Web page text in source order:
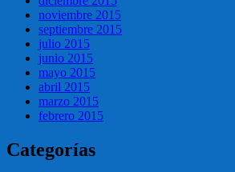
noviembre 2015
septiembre 2015
julio 2015
junio 2015
mayo 2015
abril 2015
marzo 2015
febrero 2015
Categorías